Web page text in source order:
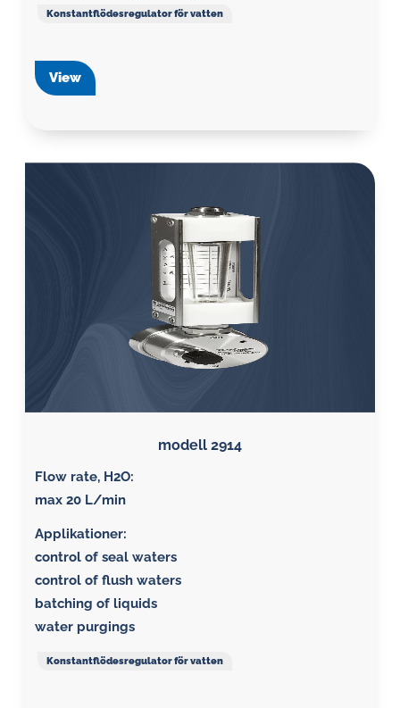
Konstantflödesregulator för vatten
View
modell 2914
Flow rate, H2O:
max 20 L/min
Applikationer:
control of seal waters
control of flush waters
batching of liquids
water purgings
Konstantflödesregulator för vatten